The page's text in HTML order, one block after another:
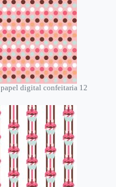
papel digital confeitaria 12